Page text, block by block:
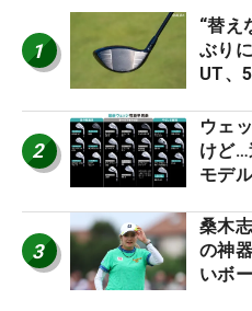
1
“替え
ぶり
UT、
2
ウェ
けど…
モデ
3
桑木
の神
いボ